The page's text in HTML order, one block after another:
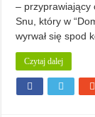
– przyprawiający
Snu, który w
wyrwał się spod
Czytaj dalej